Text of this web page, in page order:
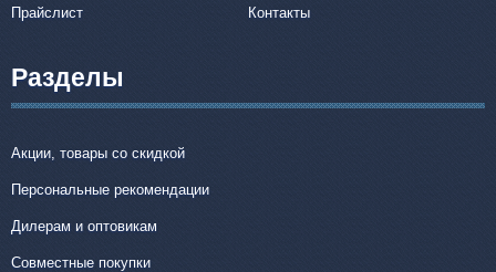
Прайслист
Контакты
Разделы
Акции, товары со скидкой
Персональные рекомендации
Дилерам и оптовикам
Совместные покупки